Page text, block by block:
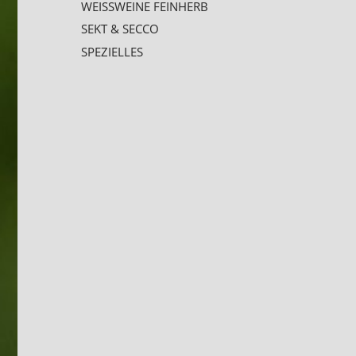
WEISSWEINE FEINHERB
SEKT & SECCO
SPEZIELLES